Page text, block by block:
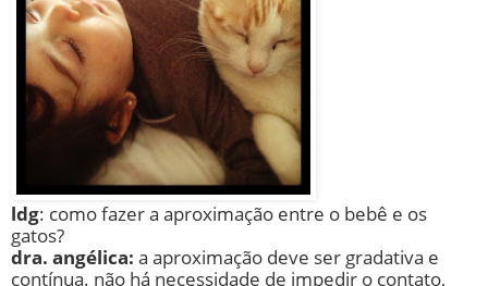
ldg: como fazer a aproximação entre o bebê e os
gatos?
dra. angélica: a aproximação deve ser gradativa e
contínua. não há necessidade de impedir o contato,